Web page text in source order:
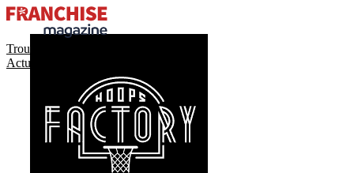
Trouver ma franchise
Actualités de la franchise